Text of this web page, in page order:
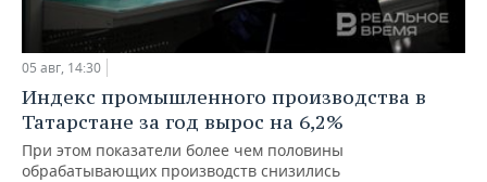
05 авг, 14:30
Индекс промышленного производства в
Татарстане за год вырос на 6,2%
При этом показатели более чем половины
обрабатывающих производств снизились